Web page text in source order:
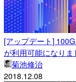
[アップデート]
が利用可能になり
菊池修治
2018.12.08